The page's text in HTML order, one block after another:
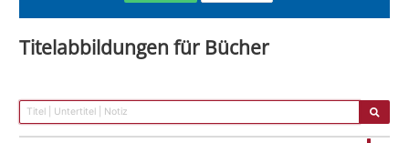
Titelabbildungen für Bücher